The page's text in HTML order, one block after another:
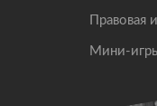
Правовая
Мини-